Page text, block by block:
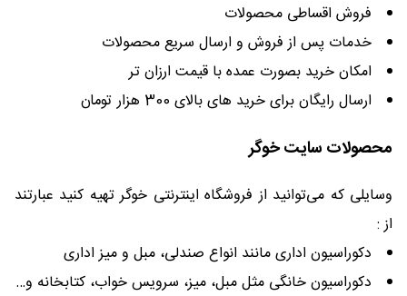
فروش اقساطی محصولات
خدمات پس از فروش و ارسال سریع محصولات
امکان خرید بصورت عمده با قیمت ارزان تر
ارسال رایگان برای خرید های بالای 300 هزار تومان
محصولات سایت خوگر
وسایلی که می‌توانید از فروشگاه اینترنتی خوگر تهیه کنید عبارتند
از :
دکوراسیون اداری مانند انواع صندلی، مبل و میز اداری
دکوراسیون خانگی مثل مبل، میز، سرویس خواب، کتابخانه و…